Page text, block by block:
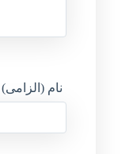
نام (الزامی)